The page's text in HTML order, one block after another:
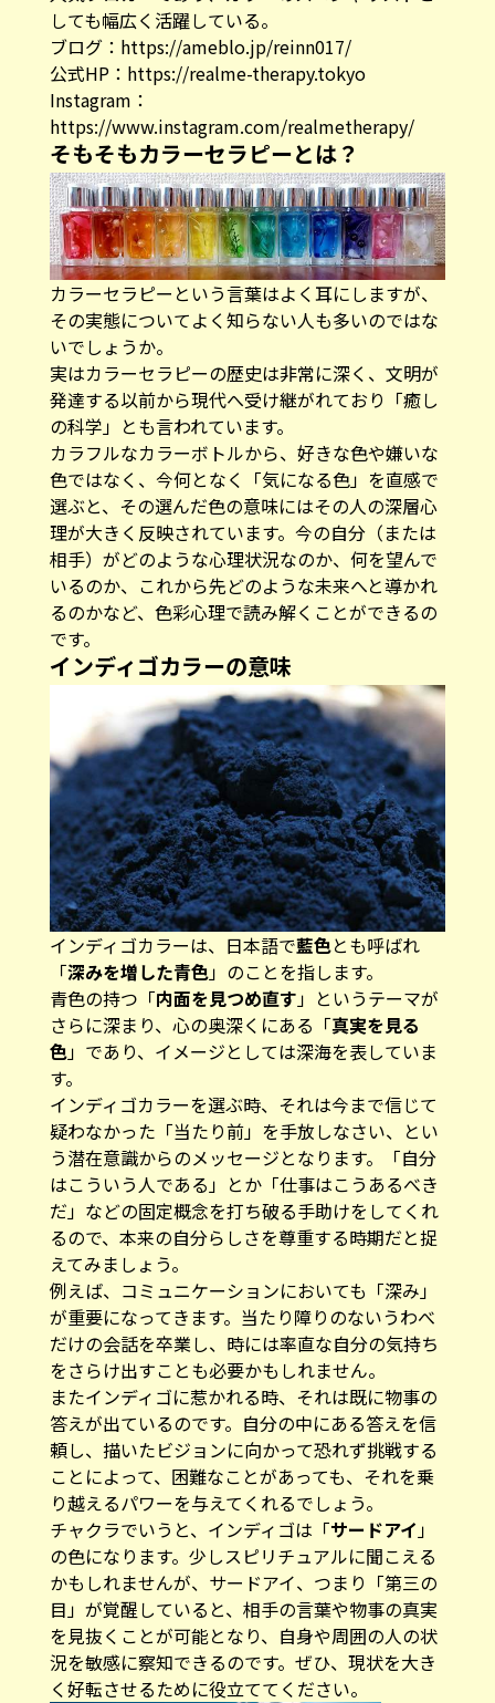
しても幅広く活躍している。
ブログ： https://ameblo.jp/reinn017/
公式HP： https://realme-therapy.tokyo
Instagram：
https://www.instagram.com/realmetherapy/
そもそもカラーセラピーとは？
カラーセラピーという言葉はよく耳にしますが、
その実態についてよく知らない人も多いのではな
いでしょうか。
実はカラーセラピーの歴史は非常に深く、文明が
発達する以前から現代へ受け継がれており「癒し
の科学」とも言われています。
カラフルなカラーボトルから、好きな色や嫌いな
色ではなく、今何となく「気になる色」を直感で
選ぶと、その選んだ色の意味にはその人の深層心
理が大きく反映されています。今の自分（または
相手）がどのような心理状況なのか、何を望んで
いるのか、これから先どのような未来へと導かれ
るのかなど、色彩心理で読み解くことができるの
です。
インディゴカラーの意味
インディゴカラーは、日本語で藍色とも呼ばれ
「深みを増した青色」のことを指します。
青色の持つ「内面を見つめ直す」というテーマが
さらに深まり、心の奥深くにある「真実を見る
色」であり、イメージとしては深海を表していま
す。
インディゴカラーを選ぶ時、それは今まで信じて
疑わなかった「当たり前」を手放しなさい、とい
う潜在意識からのメッセージとなります。「自分
はこういう人である」とか「仕事はこうあるべき
だ」などの固定概念を打ち破る手助けをしてくれ
るので、本来の自分らしさを尊重する時期だと捉
えてみましょう。
例えば、コミュニケーションにおいても「深み」
が重要になってきます。当たり障りのないうわべ
だけの会話を卒業し、時には率直な自分の気持ち
をさらけ出すことも必要かもしれません。
またインディゴに惹かれる時、それは既に物事の
答えが出ているのです。自分の中にある答えを信
頼し、描いたビジョンに向かって恐れず挑戦する
ことによって、困難なことがあっても、それを乗
り越えるパワーを与えてくれるでしょう。
チャクラでいうと、インディゴは「サードアイ」
の色になります。少しスピリチュアルに聞こえる
かもしれませんが、サードアイ、つまり「第三の
目」が覚醒していると、相手の言葉や物事の真実
を見抜くことが可能となり、自身や周囲の人の状
況を敏感に察知できるのです。ぜひ、現状を大き
く好転させるために役立ててください。